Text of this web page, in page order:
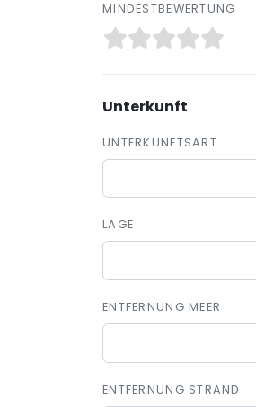
MINDESTBEWERTUNG
Unterkunft
UNTERKUNFTSART
LAGE
ENTFERNUNG MEER
ENTFERNUNG STRAND